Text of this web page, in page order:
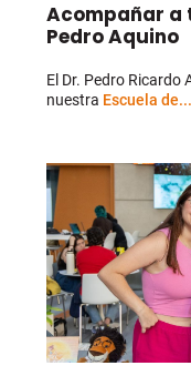
Acompañar a
Pedro Aquino
El Dr. Pedro Ricardo
nuestra Escuela de...